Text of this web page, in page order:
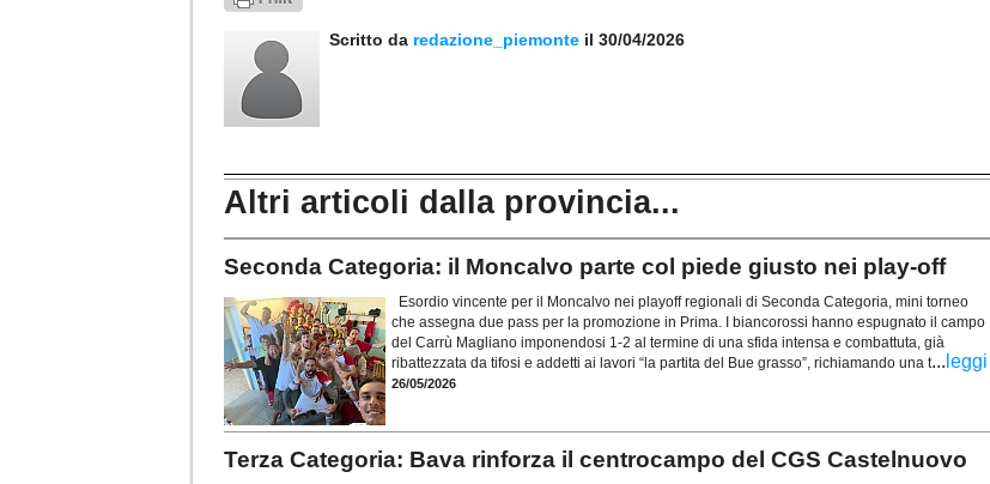
Scritto da redazione_piemonte il 30/04/2026
Altri articoli dalla provincia...
Seconda Categoria: il Moncalvo parte col piede giusto nei play-off
Esordio vincente per il Moncalvo nei playoff regionali di Seconda Categoria, mini torneo
che assegna due pass per la promozione in Prima. I biancorossi hanno espugnato il campo
del Carrù Magliano imponendosi 1-2 al termine di una sfida intensa e combattuta, già
ribattezzata da tifosi e addetti ai lavori “la partita del Bue grasso”, richiamando una t... leggi
26/05/2026
Terza Categoria: Bava rinforza il centrocampo del CGS Castelnuovo